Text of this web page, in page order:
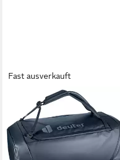
Fast ausverkauft
Reisetasche Duffel Pro Roller
90, 90 Liter Volumen, rollbar,
mit verstellbarem Griff
198,99 €